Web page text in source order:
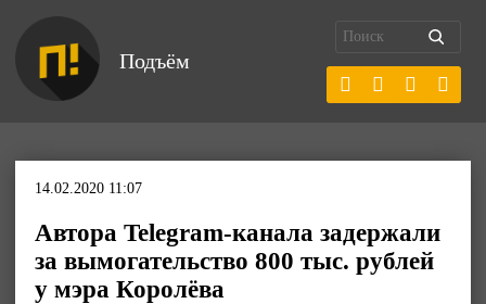
Подъём
14.02.2020 11:07
Автора Telegram-канала задержали
за вымогательство 800 тыс. рублей
у мэра Королёва